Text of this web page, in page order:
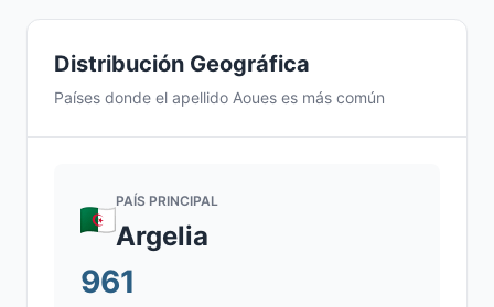
Distribución Geográfica
Países donde el apellido Aoues es más común
PAÍS PRINCIPAL
Argelia
961